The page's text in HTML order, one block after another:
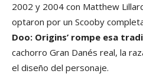
2002 y 2004 con Matthew
optaron por un Scooby
Doo: Origins’ rompe esa
cachorro Gran Danés real, la
el diseño del personaje.